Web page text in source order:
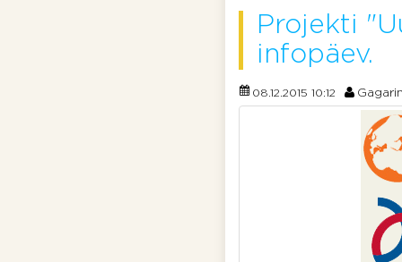
Projekti
infopäev.
08.12.2015 10:12